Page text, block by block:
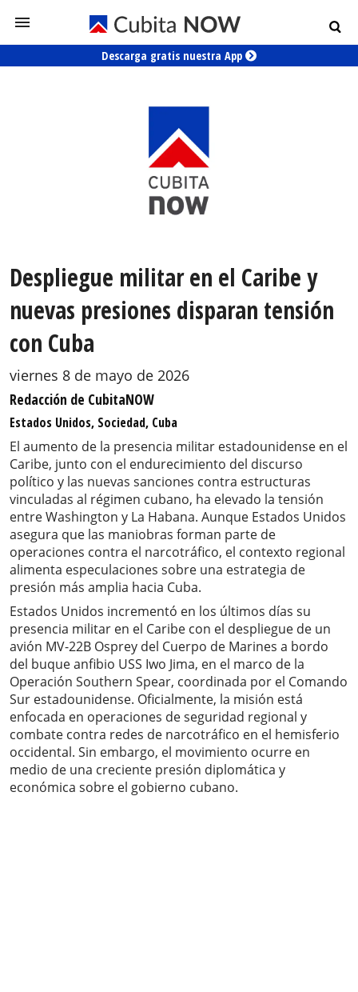
Descarga gratis nuestra App
Despliegue militar en el Caribe y
nuevas presiones disparan tensión
con Cuba
viernes 8 de mayo de 2026
Redacción de CubitaNOW
Estados Unidos, Sociedad, Cuba
El aumento de la presencia militar estadounidense en el
Caribe, junto con el endurecimiento del discurso
político y las nuevas sanciones contra estructuras
vinculadas al régimen cubano, ha elevado la tensión
entre Washington y La Habana. Aunque Estados Unidos
asegura que las maniobras forman parte de
operaciones contra el narcotráfico, el contexto regional
alimenta especulaciones sobre una estrategia de
presión más amplia hacia Cuba.
Estados Unidos incrementó en los últimos días su
presencia militar en el Caribe con el despliegue de un
avión MV-22B Osprey del Cuerpo de Marines a bordo
del buque anfibio USS Iwo Jima, en el marco de la
Operación Southern Spear, coordinada por el Comando
Sur estadounidense. Oficialmente, la misión está
enfocada en operaciones de seguridad regional y
combate contra redes de narcotráfico en el hemisferio
occidental. Sin embargo, el movimiento ocurre en
medio de una creciente presión diplomática y
económica sobre el gobierno cubano.